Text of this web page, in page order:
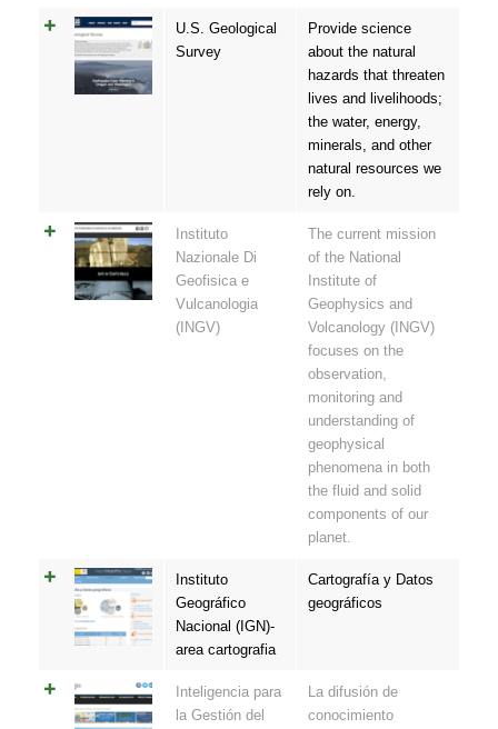
U.S. Geological
Survey
Provide science
about the natural
hazards that threaten
lives and livelihoods;
the water, energy,
minerals, and other
natural resources we
rely on.
Instituto
Nazionale Di
Geofisica e
Vulcanologia
(INGV)
The current mission
of the National
Institute of
Geophysics and
Volcanology (INGV)
focuses on the
observation,
monitoring and
understanding of
geophysical
phenomena in both
the fluid and solid
components of our
planet.
Instituto
Geográfico
Nacional (IGN)-
area cartografia
Cartografía y Datos
geográficos
Inteligencia para
la Gestión del
La difusión de
conocimiento